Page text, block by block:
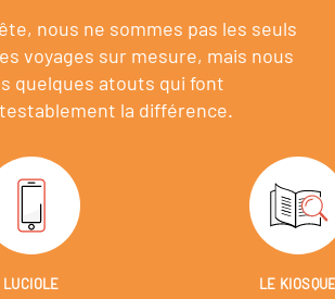
nous ne sommes pas les seuls
voyages sur mesure, mais nous
quelques atouts qui font
la différence.
LUCIOLE
LE